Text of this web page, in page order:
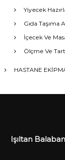
Yiyecek
Gıda Taşıma
İçecek Ve
Ölçme Ve
HASTANE
Işıltan